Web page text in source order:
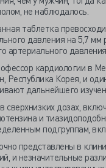
не наблюдалось.
таблетка
давления на 5,7 мм
давления
кардиологии в
Республика Корея, и
дальнейшего
сверхнизких дозах,
и
подгруппам,
представлены в
и незначительные